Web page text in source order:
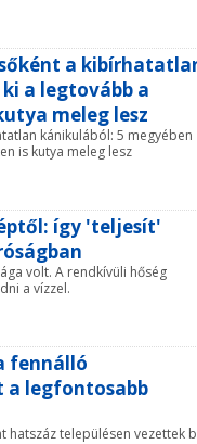
a
a legtovább a
meleg lesz
kánikulából: 5 megyében
is kutya meleg lesz
így 'teljesít'
volt. A rendkívüli hőség
a vízzel.
fennálló
a legfontosabb
hatszáz településen vezettek